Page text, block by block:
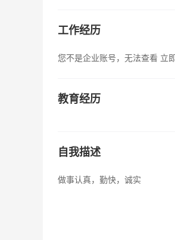
工作经历
您不是企业账号，无法查看 立
教育经历
自我描述
做事认真，勤快，诚实